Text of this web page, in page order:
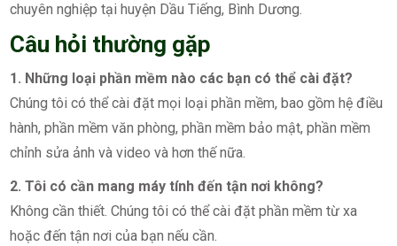
chuyên nghiệp tại huyện Dầu Tiếng, Bình Dương.
Câu hỏi thường gặp
1. Những loại phần mềm nào các bạn có thể cài đặt?
Chúng tôi có thể cài đặt mọi loại phần mềm, bao gồm hệ điều
hành, phần mềm văn phòng, phần mềm bảo mật, phần mềm
chỉnh sửa ảnh và video và hơn thế nữa.
2. Tôi có cần mang máy tính đến tận nơi không?
Không cần thiết. Chúng tôi có thể cài đặt phần mềm từ xa
hoặc đến tận nơi của bạn nếu cần.